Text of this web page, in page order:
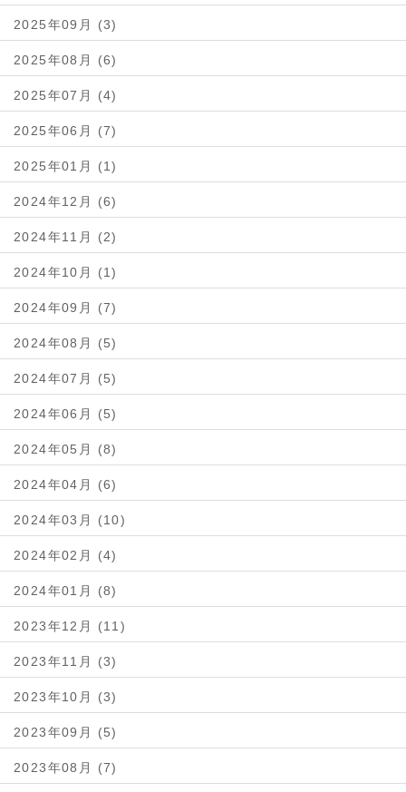
2025年09月 (3)
2025年08月 (6)
2025年07月 (4)
2025年06月 (7)
2025年01月 (1)
2024年12月 (6)
2024年11月 (2)
2024年10月 (1)
2024年09月 (7)
2024年08月 (5)
2024年07月 (5)
2024年06月 (5)
2024年05月 (8)
2024年04月 (6)
2024年03月 (10)
2024年02月 (4)
2024年01月 (8)
2023年12月 (11)
2023年11月 (3)
2023年10月 (3)
2023年09月 (5)
2023年08月 (7)